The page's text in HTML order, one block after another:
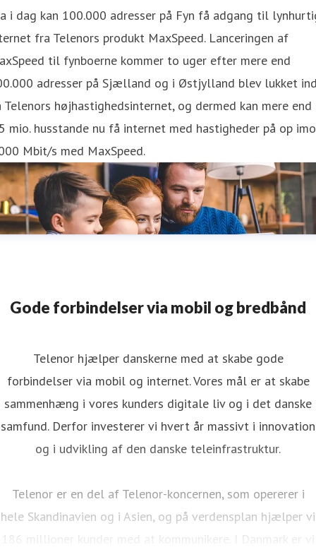
i dag kan 100.000 adresser på Fyn få adgang til
fra Telenors produkt MaxSpeed. Lanceringen af
til fynboerne kommer to uger efter mere end
adresser på Sjælland og i Østjylland blev lukket
Telenors højhastighedsinternet, og dermed kan mere end
mio. husstande nu få internet med hastigheder på op
Mbit/s med MaxSpeed.
Gode forbindelser via mobil og bredbånd
Telenor hjælper danskerne med at skabe gode
forbindelser via mobil og internet. Vores mål er at skabe
sammenhæng i vores kunders digitale liv og i det danske
samfund. Derfor investerer vi hvert år massivt i innovation
og i udvikling af den danske teleinfrastruktur.
Telenor er en del af Telenor-koncernen, som opererer i
hele Skandinavien og i Asien, og på verdensplan hjælper vi
186 millioner kunder med at kommunikere. I Danmark er vi